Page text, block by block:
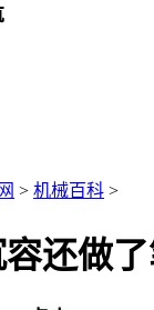
> 机械百科 >
还做